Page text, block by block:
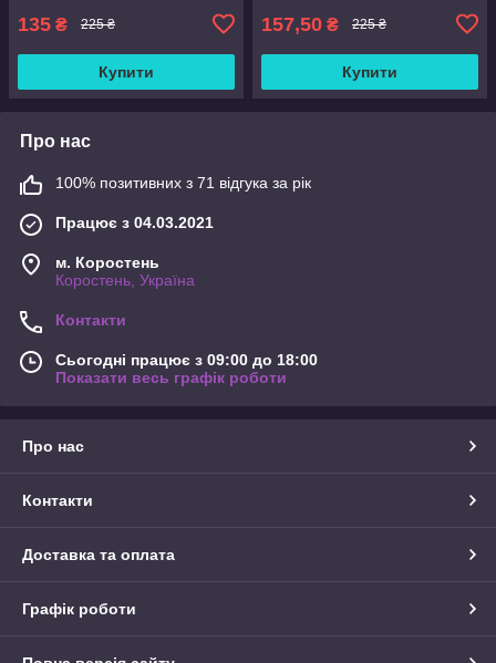
135 ₴ 225 ₴
Купити
157,50 ₴ 225 ₴
Купити
Про нас
100% позитивних з 71 відгука за рік
Працює з 04.03.2021
м. Коростень
Коростень, Україна
Контакти
Сьогодні працює з 09:00 до 18:00
Показати весь графік роботи
Про нас
Контакти
Доставка та оплата
Графік роботи